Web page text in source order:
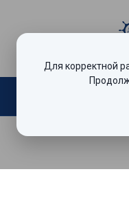
Для корректной